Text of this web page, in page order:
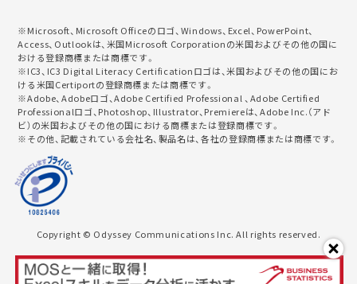
※Microsoft、Microsoft Officeのロゴ、Windows、Excel、PowerPoint、
Access、Outlookは、米国Microsoft Corporationの米国およびその他の国に
おける登録商標または商標です。
※IC3、IC3 Digital Literacy Certificationロゴは、米国およびその他の国にお
ける米国Certiportの登録商標または商標です。
※Adobe、Adobeロゴ、Adobe Certified Professional 、Adobe Certified
Professionalロゴ、Photoshop、Illustrator、Premiereは、Adobe Inc.（アド
ビ）の米国およびその他の国における商標または登録商標です。
※その他、記載されている会社名、製品名は、各社の登録商標または商標です。
Copyright © Odyssey Communications Inc. All rights reserved.